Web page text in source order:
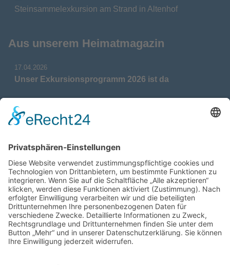
Steinsammelexkursion am Strand in Altenhof
Aus unserem Heimatmagazin
17.04.2026
Unser Exkursionsprogramm 2026 ist da
17.04.2026
Verdienstmedaille für Telse Stoy
Das war: Munition im Meer
17.04.2026
Fahrtenprogramm 2026 ist fertig
12.10.2025
Darstellung verschiedener Orte innerhalb des
Gebiets der Heimatgemeinschaft Eckernförde